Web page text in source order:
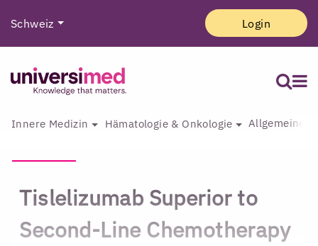
Schweiz Login
Innere Medizin Hämatologie & Onkologie Allgemeine
Tislelizumab Superior to
Second-Line Chemotherapy